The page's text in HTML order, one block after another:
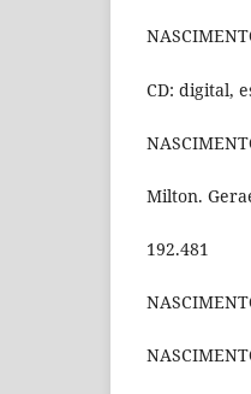
CD: digital,
Milton.
192.481